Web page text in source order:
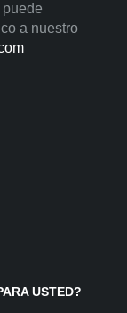
a nuestro
USTED?